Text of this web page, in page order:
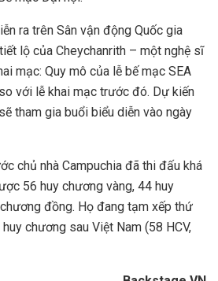
ra trên Sân vận động Quốc gia
lộ của Cheychanrith – một nghệ sĩ
mạc: Quy mô của lễ bế mạc SEA
với lễ khai mạc trước đó. Dự kiến
tham gia buổi biểu diễn vào ngày
chủ nhà Campuchia đã thi đấu khá
56 huy chương vàng, 44 huy
đồng. Họ đang tạm xếp thứ
chương sau Việt Nam (58 HCV,